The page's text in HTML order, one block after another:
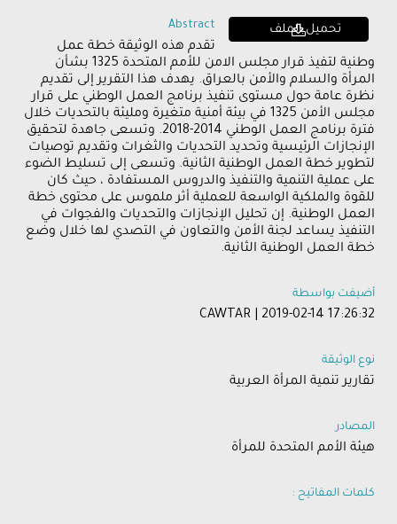
تحميل الملف Abstract
تقدم هذه الوثيقة خطة عمل
وطنية لتفيذ قرار مجلس الامن للأمم المتحدة 1325 بشأن
المرأة والسلام والأمن بالعراق. يهدف هذا التقرير إلى تقديم
نظرة عامة حول مستوى تنفيذ برنامج العمل الوطني على قرار
مجلس الأمن 1325 في بيئة أمنية متغيرة ومليئة بالتحديات خلال
فترة برنامج العمل الوطني 2014-2018. وتسعى جاهدة لتحقيق
الإنجازات الرئيسية وتحديد التحديات والثغرات وتقديم توصيات
لتطوير خطة العمل الوطنية الثانية. وتسعى إلى تسليط الضوء
على عملية التنمية والتنفيذ والدروس المستفادة ، حيث كان
للقوة والملكية الواسعة للعملية أثر ملموس على محتوى خطة
العمل الوطنية. إن تحليل الإنجازات والتحديات والفجوات في
التنفيذ يساعد لجنة الأمن والتعاون في التصدي لها خلال وضع
خطة العمل الوطنية الثانية.
أضيفت بواسطة
CAWTAR | 2019-02-14 17:26:32
نوع الوثيقة
تقارير تنمية المرأة العربية
المصادر
هيئة الأمم المتحدة للمرأة
كلمات المفاتيح :